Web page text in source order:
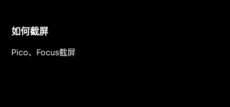
如何截屏
Pico、Focus截屏